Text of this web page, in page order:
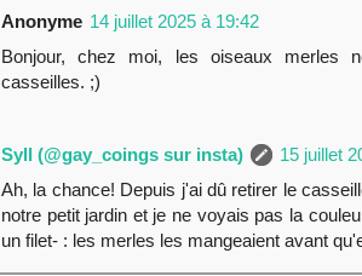
Anonyme 14 juillet 2025 à 19:42
Bonjour, chez moi, les oiseaux merles
casseilles. ;)
Syll (@gay_coings sur insta)
15 juillet
Ah, la chance! Depuis j'ai dû retirer le
notre petit jardin et je ne voyais pas la
un filet- : les merles les mangeaient avant